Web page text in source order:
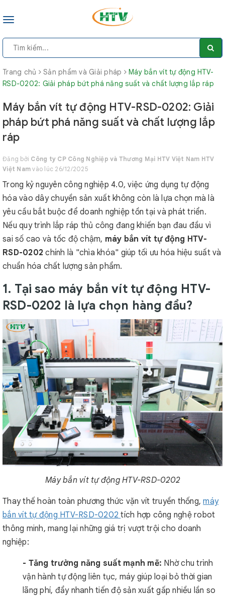
Toggle
Trang chủ Sản phẩm và Giải pháp
Máy bắn vít tự động HTV-
RSD-0202: Giải pháp bứt phá năng suất và chất lượng lắp ráp
Máy bắn vít tự động HTV-RSD-0202: Giải
pháp bứt phá năng suất và chất lượng lắp
ráp
Đăng bởi Công ty CP Công Nghiệp và Thương Mại HTV Việt Nam HTV
Việt Nam vào lúc 26/12/2025
Trong kỷ nguyên công nghiệp 4.0, việc ứng dụng tự động
hóa vào dây chuyền sản xuất không còn là lựa chọn mà là
yêu cầu bắt buộc để doanh nghiệp tồn tại và phát triển.
Nếu quy trình lắp ráp thủ công đang khiến bạn đau đầu vì
sai số cao và tốc độ chậm, máy bắn vít tự động HTV-
RSD-0202 chính là "chìa khóa" giúp tối ưu hóa hiệu suất và
chuẩn hóa chất lượng sản phẩm.
1. Tại sao máy bắn vít tự động HTV-
RSD-0202 là lựa chọn hàng đầu?
Máy bắn vít tự động HTV-RSD-0202
Thay thế hoàn toàn phương thức vặn vít truyền thống,máy
bắn vít tự động HTV-RSD-0202tích hợp công nghệ robot
thông minh, mang lại những giá trị vượt trội cho doanh
nghiệp:
- Tăng trưởng năng suất mạnh mẽ: Nhờ chu trình
vận hành tự động liên tục, máy giúp loại bỏ thời gian
lãng phí, đẩy nhanh tiến độ sản xuất gấp nhiều lần so